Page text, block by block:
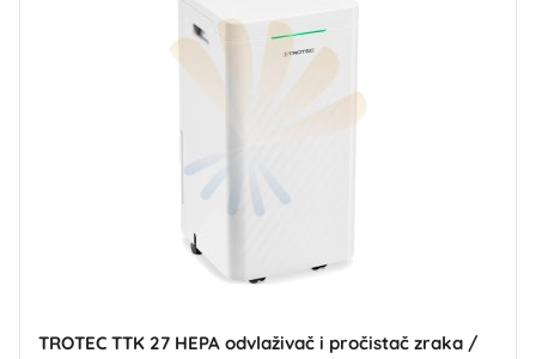
TROTEC TTK 27 HEPA odvlaživač i pročistač zraka /